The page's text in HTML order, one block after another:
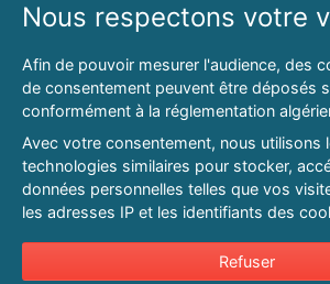
NOS RÉSEAUX SOCIAUX
Notre page Facebook
Notre page LinkedIn
Notre page Instagram
Notre page Twitter
© 2026 PAGESMAGHREB.COM. ALL
Nous respectons votre
Afin de pouvoir mesurer l'audience, des
de consentement peuvent être déposés
conformément à la réglementation
Avec votre consentement, nous utilisons
technologies similaires pour stocker,
données personnelles telles que vos
les adresses IP et les identifiants des
sur l'intérêt légitime à tout moment en
Refuser